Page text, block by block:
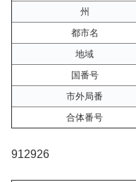
州
都市名
地域
国番号
市外局番
合体番号
912926